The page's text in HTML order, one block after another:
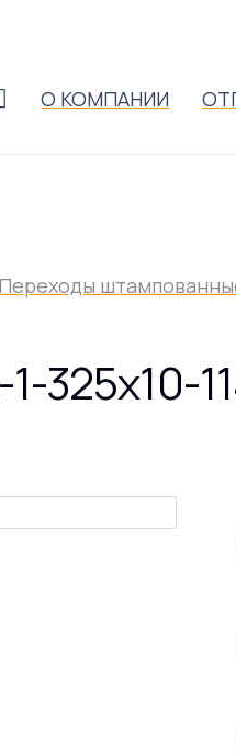
О КОМПАНИИ
Переходы
325х10-